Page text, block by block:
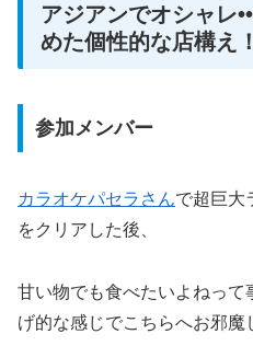
アジアンでオシャレ
めた個性的な店構え
参加メンバー
カラオケパセラさんで超巨大
をクリアした後、
甘い物でも食べたいよねって
げ的な感じでこちらへお邪